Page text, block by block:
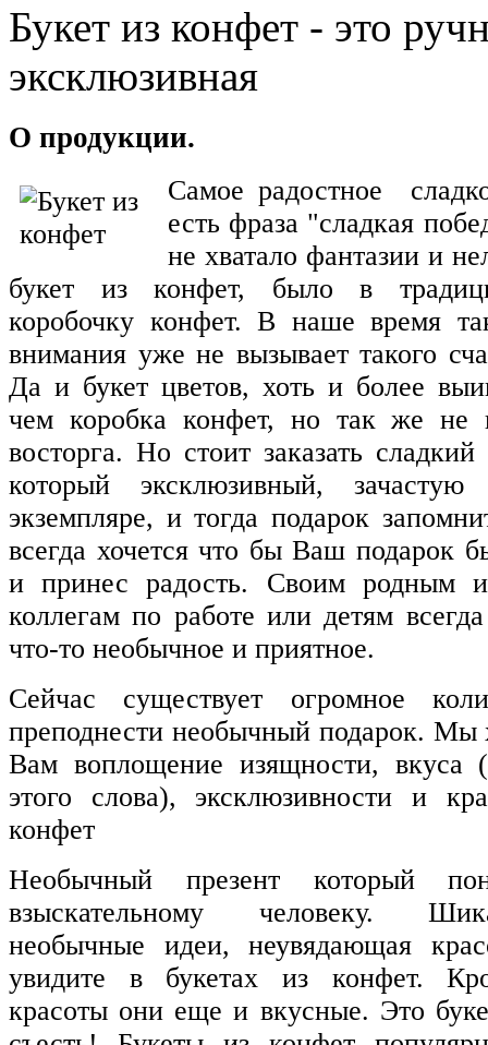
Букет из конфет - это
эксклюзивная
О продукции.
Самое радостное
есть фраза "сладкая
не хватало фантазии и
букет из конфет, было в
коробочку конфет. В наше время
внимания уже не вызывает такого
Да и букет цветов, хоть и более
чем коробка конфет, но так же не
восторга. Но стоит заказать
который эксклюзивный,
экземпляре, и тогда подарок
всегда хочется что бы Ваш подарок
и принес радость. Своим родным
коллегам по работе или детям
что-то необычное и приятное.
Сейчас существует огромное
преподнести необычный подарок. Мы
Вам воплощение изящности, вкуса
этого слова), эксклюзивности и
конфет
Необычный презент который
взыскательному человеку.
необычные идеи, неувядающая
увидите в букетах из конфет.
красоты они еще и вкусные. Это